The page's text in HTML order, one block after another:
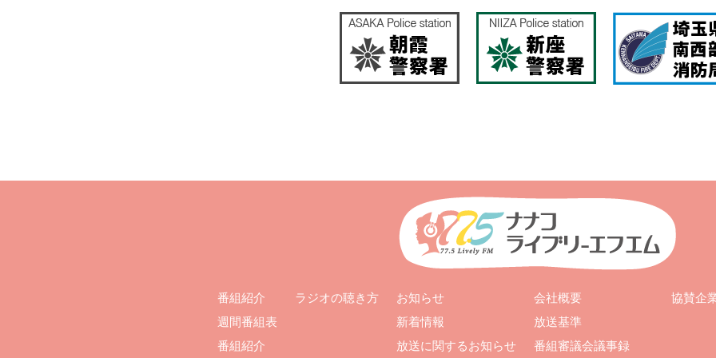
番組紹介
週間番組表
番組紹介
ラジオの聴き方
お知らせ
新着情報
放送に関するお知らせ
会社概要
放送基準
番組審議会議事録
協賛企